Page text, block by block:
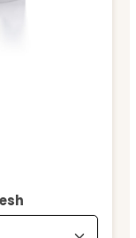
5 Sternen
auswählen